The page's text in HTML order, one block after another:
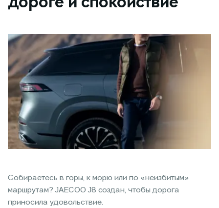
Собираетесь в горы, к морю или по «неизбитым»
маршрутам? JAECOO J8 создан, чтобы дорога
приносила удовольствие.